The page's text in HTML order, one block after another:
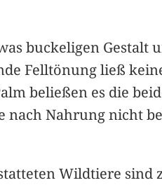
buckeligen Gestalt
Felltönung ließ
beließen es die
nach Nahrung nicht
Wildtiere sind